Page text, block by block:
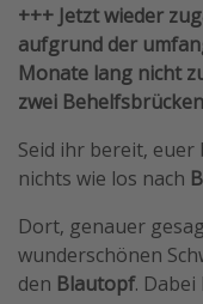
Reise Journal
Familienurlaub in
Rundreisen in
Bahnreisen in der
Reisepassfreie
Travel Know How
Silvesterreisen
+++ Jetzt wieder
aufgrund der
Monate lang nicht
zwei
Seid ihr bereit, euer
nichts wie los nach
Dort, genauer
wunderschönen
den Blautopf. Dabei